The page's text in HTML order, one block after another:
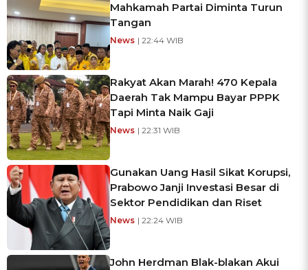
Mahkamah Partai Diminta Turun
Tangan
News | 22:44 WIB
Rakyat Akan Marah! 470 Kepala
Daerah Tak Mampu Bayar PPPK
Tapi Minta Naik Gaji
News | 22:31 WIB
Gunakan Uang Hasil Sikat Korupsi,
Prabowo Janji Investasi Besar di
Sektor Pendidikan dan Riset
News | 22:24 WIB
John Herdman Blak-blakan Akui